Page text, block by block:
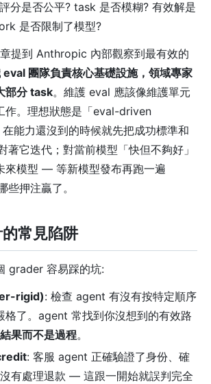
分是否公平? task 是否模糊? 有效解是
是否限制了模型?
提到 Anthropic 內部觀察到最有效的
eval 團隊負責核心基礎設施，領域專家
部分 task。維護 eval 應該像維護單元
作。理想狀態是「eval-driven
能力還沒到的時候就先把成功標準和
著它迭代；對當前模型「快但不夠好」
來模型 — 等新模型發布再跑一遍
些押注贏了。
常見陷阱
grader 容易踩的坑:
rigid): 檢查 agent 有沒有按特定順序
了。agent 常找到你沒想到的有效路
果而不是過程。
: 客服 agent 正確驗證了身份、確
有處理退款 — 這跟一開始就誤判完全